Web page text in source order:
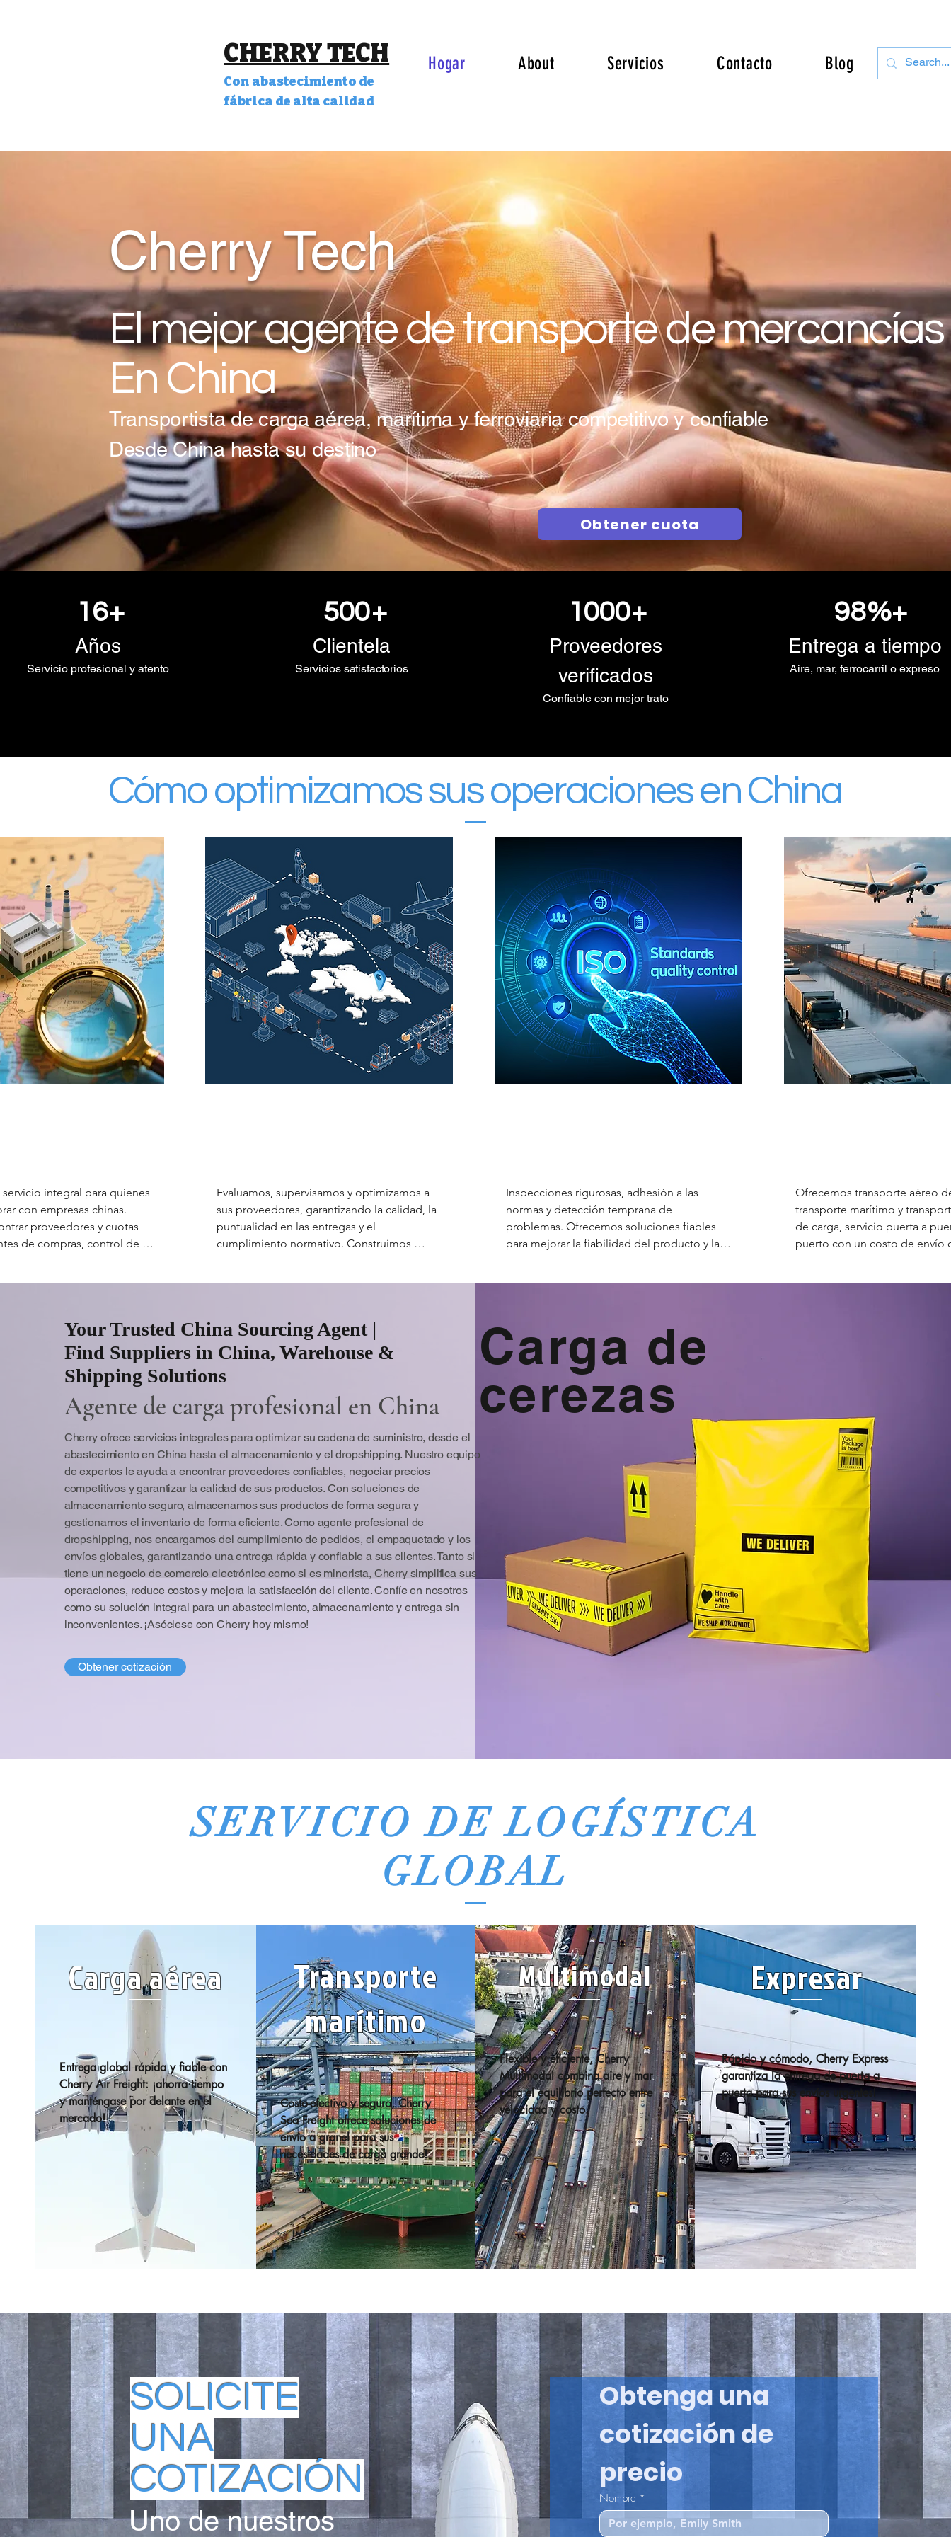
CHERRY TECH
Con abastecimiento de
fábrica de alta calidad
Hogar About Servicios Contacto Blog
Cherry Tech
El mejor agente de transporte de mercancías
En China
Transportista de carga aérea, marítima y ferroviaria competitivo y confiable
Desde China hasta su destino
Obtener cuota
16+
Años
Servicio profesional y atento
500+
Clientela
Servicios satisfactorios
1000+
Proveedores
verificados
Confiable con mejor trato
98%+
Entrega a tiempo
Aire, mar, ferrocarril o expreso
Cómo optimizamos sus operaciones en China
integral para quienes
con empresas chinas.
proveedores y cuotas
de compras, control de
Evaluamos, supervisamos y optimizamos a
sus proveedores, garantizando la calidad, la
puntualidad en las entregas y el
cumplimiento normativo. Construimos
Inspecciones rigurosas, adhesión a las
normas y detección temprana de
problemas. Ofrecemos soluciones fiables
para mejorar la fiabilidad del producto y la
Ofrecemos transporte aéreo
transporte marítimo y
de carga, servicio puerta a
puerto con un costo de envío
Agente de carga profesional en China
Cherry ofrece servicios integrales para optimizar su cadena de suministro, desde el
abastecimiento en China hasta el almacenamiento y el dropshipping. Nuestro equipo
de expertos le ayuda a encontrar proveedores confiables, negociar precios
competitivos y garantizar la calidad de sus productos. Con soluciones de
almacenamiento seguro, almacenamos sus productos de forma segura y
gestionamos el inventario de forma eficiente. Como agente profesional de
dropshipping, nos encargamos del cumplimiento de pedidos, el empaquetado y los
envíos globales, garantizando una entrega rápida y confiable a sus clientes. Tanto si
tiene un negocio de comercio electrónico como si es minorista, Cherry simplifica sus
operaciones, reduce costos y mejora la satisfacción del cliente. Confíe en nosotros
como su solución integral para un abastecimiento, almacenamiento y entrega sin
inconvenientes. ¡Asóciese con Cherry hoy mismo!
Your Trusted China Sourcing Agent |
Find Suppliers in China, Warehouse &
Shipping Solutions
Obtener cotización
Carga de
cerezas
SERVICIO DE LOGÍSTICA
GLOBAL
Carga aérea
Entrega global rápida y fiable con
Cherry Air Freight: ¡ahorra tiempo
y manténgase por delante en el
mercado!
Transporte
marítimo
Costo-efectivo y seguro, Cherry
Sea Freight ofrece soluciones de
envío a granel para sus
necesidades de carga grande!
Multimodal
Flexible y eficiente, Cherry
Multimodal combina aire y mar
para el equilibrio perfecto entre
velocidad y costo.
Expresar
Rápido y cómodo, Cherry Express
garantiza la entrega de puerta a
puerta para sus envíos urgentes!
SOLICITE
UNA
COTIZACIÓN
Uno de nuestros
Obtenga una
cotización de
precio
Nombre *